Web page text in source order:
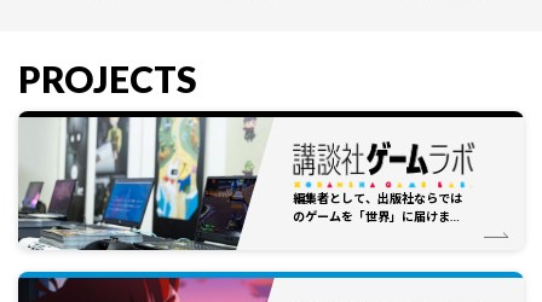
PROJECTS
編集者として、出版社ならでは
のゲームを「世界」に届けま